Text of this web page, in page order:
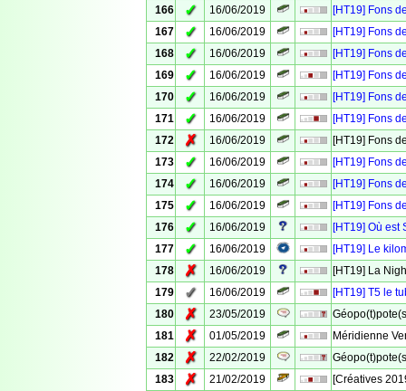
166
✓ 16/06/2019
[HT19] Fons
167
✓ 16/06/2019
[HT19] Fons
168
✓ 16/06/2019
[HT19] Fons
169
✓ 16/06/2019
[HT19] Fons
170
✓ 16/06/2019
[HT19] Fons
171
✓ 16/06/2019
[HT19] Fons
172
✗ 16/06/2019
[HT19] Fons
173
✓ 16/06/2019
[HT19] Fons
174
✓ 16/06/2019
[HT19] Fons
175
✓ 16/06/2019
[HT19] Fons
176
✓ 16/06/2019
[HT19] Où est
177
✓ 16/06/2019
[HT19] Le
178
✗ 16/06/2019
[HT19] La
179
✓ 16/06/2019
[HT19] T5 le
180
✗ 23/05/2019
181
✗ 01/05/2019
Méridienne
182
✗ 22/02/2019
183
✗ 21/02/2019
[Créatives